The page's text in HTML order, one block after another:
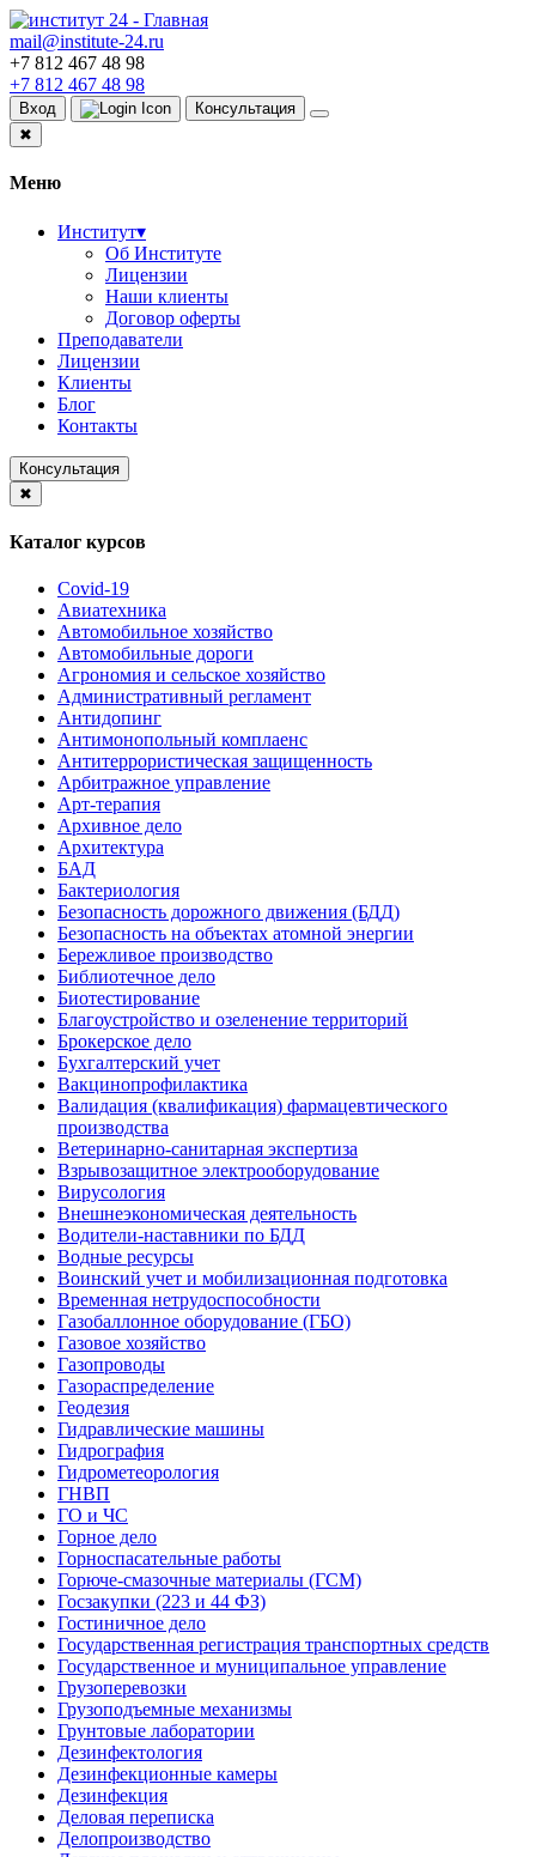
mail@institute-24.ru
+7 812 467 48 98
+7 812 467 48 98
Вход
Консультация
✖
Меню
Институт▾
Об Институте
Лицензии
Наши клиенты
Договор оферты
Преподаватели
Лицензии
Клиенты
Блог
Контакты
Консультация
✖
Каталог курсов
Covid-19
Авиатехника
Автомобильное хозяйство
Автомобильные дороги
Агрономия и сельское хозяйство
Административный регламент
Антидопинг
Антимонопольный комплаенс
Антитеррористическая защищенность
Арбитражное управление
Арт-терапия
Архивное дело
Архитектура
БАД
Бактериология
Безопасность дорожного движения (БДД)
Безопасность на объектах атомной энергии
Бережливое производство
Библиотечное дело
Биотестирование
Благоустройство и озеленение территорий
Брокерское дело
Бухгалтерский учет
Вакцинопрофилактика
Валидация (квалификация) фармацевтического
производства
Ветеринарно-санитарная экспертиза
Взрывозащитное электрооборудование
Вирусология
Внешнеэкономическая деятельность
Водители-наставники по БДД
Водные ресурсы
Воинский учет и мобилизационная подготовка
Временная нетрудоспособности
Газобаллонное оборудование (ГБО)
Газовое хозяйство
Газопроводы
Газораспределение
Геодезия
Гидравлические машины
Гидрография
Гидрометеорология
ГНВП
ГО и ЧС
Горное дело
Горноспасательные работы
Горюче-смазочные материалы (ГСМ)
Госзакупки (223 и 44 ФЗ)
Гостиничное дело
Государственная регистрация транспортных средств
Государственное и муниципальное управление
Грузоперевозки
Грузоподъемные механизмы
Грунтовые лаборатории
Дезинфектология
Дезинфекционные камеры
Дезинфекция
Деловая переписка
Делопроизводство